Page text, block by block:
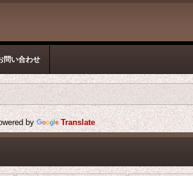
問い合わせ
by Translate